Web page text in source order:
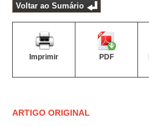
Voltar ao Sumário
Imprimir PDF
ARTIGO ORIGINAL